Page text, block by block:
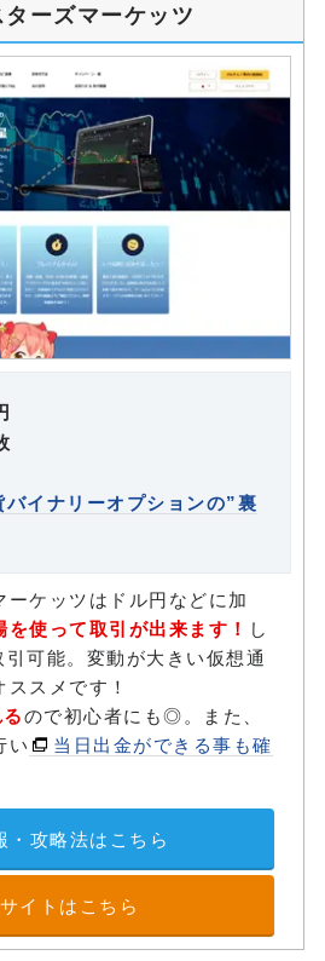
ーズマーケッツ
バイナリーオプションの”裏
ーケッツはドル円などに加
使って取引が出来ます！
し
可能。変動が大きい仮想通
スメです！
ので初心者にも◎。また、
い
当日出金ができる事も確
・攻略法はこちら
イトはこちら